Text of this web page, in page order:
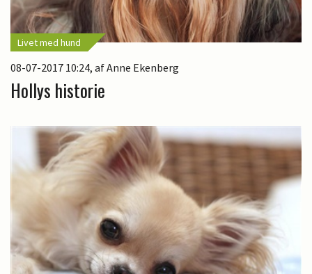
Livet med hund
08-07-2017 10:24, af Anne Ekenberg
Hollys historie